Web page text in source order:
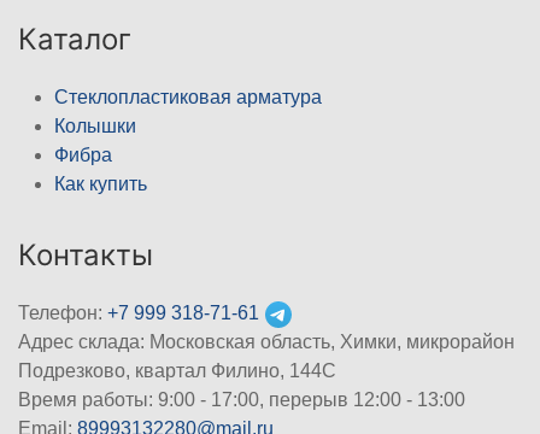
Каталог
Стеклопластиковая арматура
Колышки
Фибра
Как купить
Контакты
Телефон: +7 999 318-71-61
Адрес склада: Московская область, Химки, микрорайон
Подрезково, квартал Филино, 144С
Время работы: 9:00 - 17:00, перерыв 12:00 - 13:00
Email: 89993132280@mail.ru